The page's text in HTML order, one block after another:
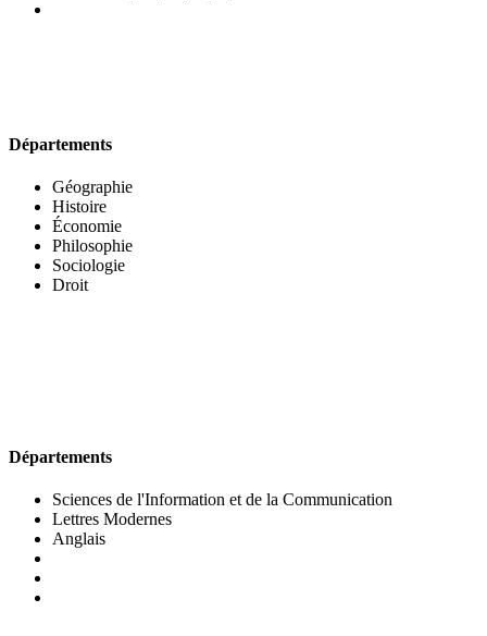
Départements
Géographie
Histoire
Économie
Philosophie
Sociologie
Droit
Départements
Sciences de l'Information et de la Communication
Lettres Modernes
Anglais